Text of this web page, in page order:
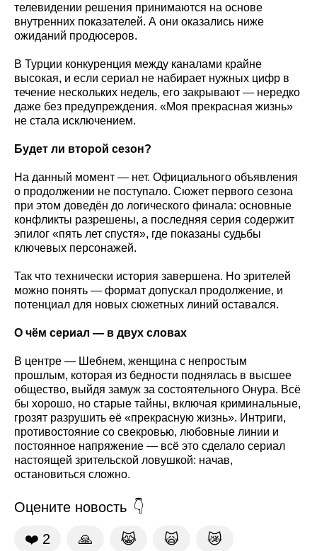
телевидении решения принимаются на основе
внутренних показателей. А они оказались ниже
ожиданий продюсеров.
В Турции конкуренция между каналами крайне
высокая, и если сериал не набирает нужных цифр в
течение нескольких недель, его закрывают — нередко
даже без предупреждения. «Моя прекрасная жизнь»
не стала исключением.
Будет ли второй сезон?
На данный момент — нет. Официального объявления
о продолжении не поступало. Сюжет первого сезона
при этом доведён до логического финала: основные
конфликты разрешены, а последняя серия содержит
эпилог «пять лет спустя», где показаны судьбы
ключевых персонажей.
Так что технически история завершена. Но зрителей
можно понять — формат допускал продолжение, и
потенциал для новых сюжетных линий оставался.
О чём сериал — в двух словах
В центре — Шебнем, женщина с непростым
прошлым, которая из бедности поднялась в высшее
общество, выйдя замуж за состоятельного Онура. Всё
бы хорошо, но старые тайны, включая криминальные,
грозят разрушить её «прекрасную жизнь». Интриги,
противостояние со свекровью, любовные линии и
постоянное напряжение — всё это сделало сериал
настоящей зрительской ловушкой: начав,
остановиться сложно.
Оцените новость
❤️ 2 🙏 😹 🙀 😿